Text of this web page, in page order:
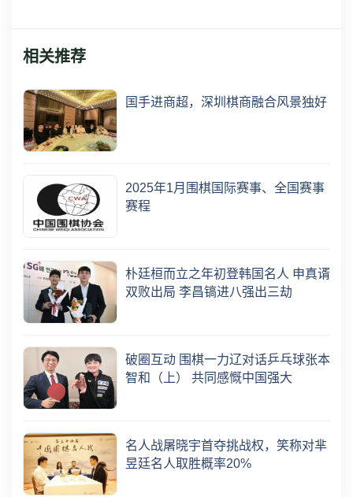
相关推荐
国手进商超，深圳棋商融合风景独好
2025年1月围棋国际赛事、全国赛事
赛程
朴廷桓而立之年初登韩国名人 申真谞
双败出局 李昌镐进八强出三劫
破圈互动 围棋一力辽对话乒乓球张本
智和（上） 共同感慨中国强大
名人战屠晓宇首夺挑战权，笑称对芈
昱廷名人取胜概率20%